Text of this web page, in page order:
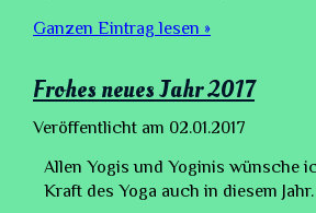
Ganzen Eintrag lesen »
Frohes neues Jahr 2017
Veröffentlicht am 02.01.2017
Allen Yogis und Yoginis wünsche
Kraft des Yoga auch in diesem